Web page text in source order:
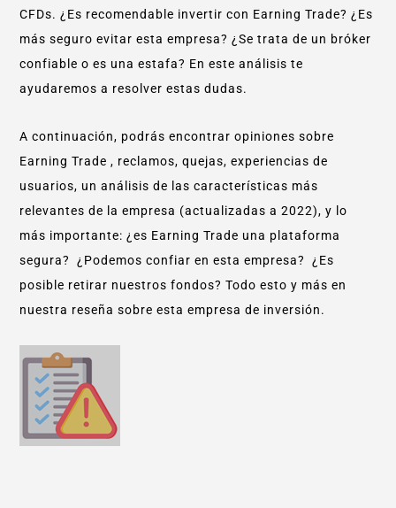
CFDs. ¿Es recomendable invertir con Earning Trade? ¿Es
más seguro evitar esta empresa? ¿Se trata de un bróker
confiable o es una estafa? En este análisis te
ayudaremos a resolver estas dudas.
A continuación, podrás encontrar opiniones sobre
Earning Trade , reclamos, quejas, experiencias de
usuarios, un análisis de las características más
relevantes de la empresa (actualizadas a 2022), y lo
más importante: ¿es Earning Trade una plataforma
segura? ¿Podemos confiar en esta empresa? ¿Es
posible retirar nuestros fondos? Todo esto y más en
nuestra reseña sobre esta empresa de inversión.